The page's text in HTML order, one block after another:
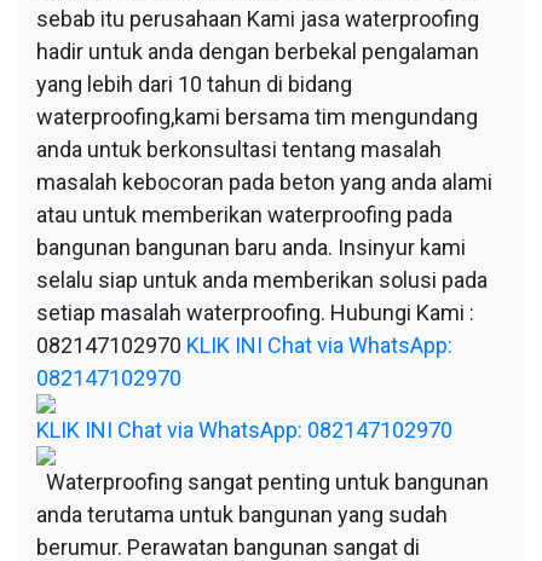
sebab itu perusahaan Kami jasa waterproofing
hadir untuk anda dengan berbekal pengalaman
yang lebih dari 10 tahun di bidang
waterproofing,kami bersama tim mengundang
anda untuk berkonsultasi tentang masalah
masalah kebocoran pada beton yang anda alami
atau untuk memberikan waterproofing pada
bangunan bangunan baru anda. Insinyur kami
selalu siap untuk anda memberikan solusi pada
setiap masalah waterproofing. Hubungi Kami :
082147102970 KLIK INI Chat via WhatsApp:
082147102970
KLIK INI Chat via WhatsApp: 082147102970
Waterproofing sangat penting untuk bangunan
anda terutama untuk bangunan yang sudah
berumur. Perawatan bangunan sangat di